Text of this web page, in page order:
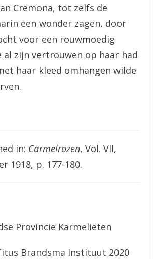
Cremona, tot zelfs de
een wonder zagen, door
voor een rouwmoedig
al zijn vertrouwen op haar had
haar kleed omhangen wilde
in: Carmelrozen, Vol. VII,
1918, p. 177-180.
Provincie Karmelieten
Brandsma Instituut 2020